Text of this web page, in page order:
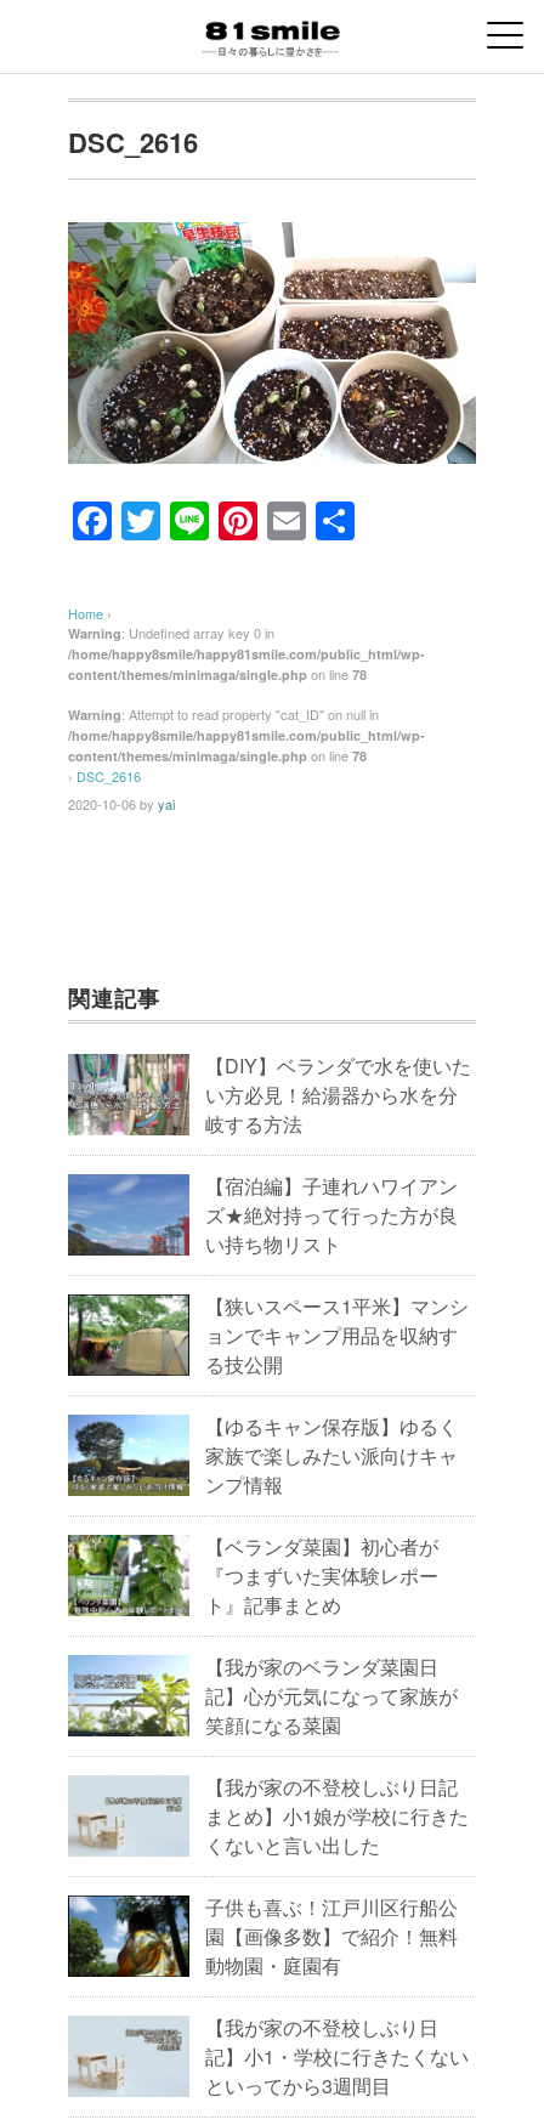
DSC_2616
F
e
b
o
o
k
T
er
Li Pi
e
st
E
Home ›
Warning: Undefined array key 0 in
/home/happy8smile/happy81smile.com/public_html/wp-
content/themes/minimaga/single.php on line 78
Warning: Attempt to read property "cat_ID" on null in
/home/happy8smile/happy81smile.com/public_html/wp-
content/themes/minimaga/single.php on line 78
› DSC_2616
2020-10-06by yai
関連記事
【DIY】ベランダで水を使いた
い方必見！給湯器から水を分
岐する方法
【宿泊編】子連れハワイアン
ズ★絶対持って行った方が良
い持ち物リスト
【狭いスペース1平米】マンシ
ョンでキャンプ用品を収納す
る技公開
【ゆるキャン保存版】ゆるく
家族で楽しみたい派向けキャ
ンプ情報
【ベランダ菜園】初心者が
『つまずいた実体験レポー
ト』記事まとめ
【我が家のベランダ菜園日
記】心が元気になって家族が
笑顔になる菜園
【我が家の不登校しぶり日記
まとめ】小1娘が学校に行きた
くないと言い出した
子供も喜ぶ！江戸川区行船公
園【画像多数】で紹介！無料
動物園・庭園有
【我が家の不登校しぶり日
記】小1・学校に行きたくない
といってから3週間目